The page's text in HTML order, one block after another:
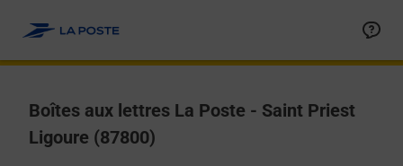
Boîtes aux lettres La Poste - Saint Priest
Ligoure (87800)